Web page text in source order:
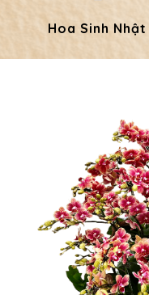
Hoa Sinh Nhật